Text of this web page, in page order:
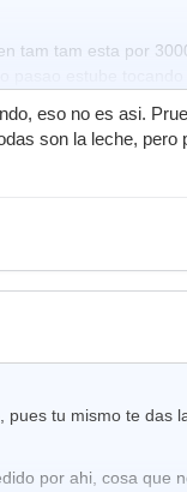
tam tam esta por
pasao estube tocando
eso no es asi.
son la leche, pero
pues tu mismo te das
por ahi, cosa que